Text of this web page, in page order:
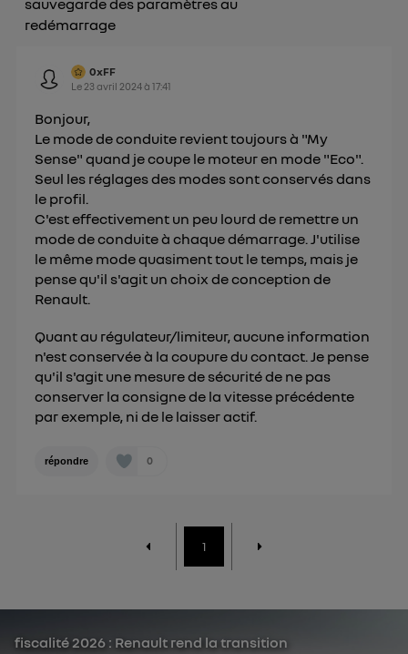
sauvegarde des paramètres au
redémarrage
0xFF
Le 23 avril 2024à17:41
Bonjour,
Le mode de conduite revient toujours à "My
Sense" quand je coupe le moteur en mode "Eco".
Seul les réglages des modes sont conservés dans
le profil.
C'est effectivement un peu lourd de remettre un
mode de conduite à chaque démarrage. J'utilise
le même mode quasiment tout le temps, mais je
pense qu'il s'agit un choix de conception de
Renault.
Quant au régulateur/limiteur, aucune information
n'est conservée à la coupure du contact. Je pense
qu'il s'agit une mesure de sécurité de ne pas
conserver la consigne de la vitesse précédente
par exemple, ni de le laisser actif.
répondre 0
1
fiscalité 2026 : Renault rend la transition
Pour plus d'informations, veuillez consulter